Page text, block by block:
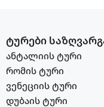
ტურები
ანტალიის ტური
რომის ტური
ვენეციის ტური
დუბაის ტური